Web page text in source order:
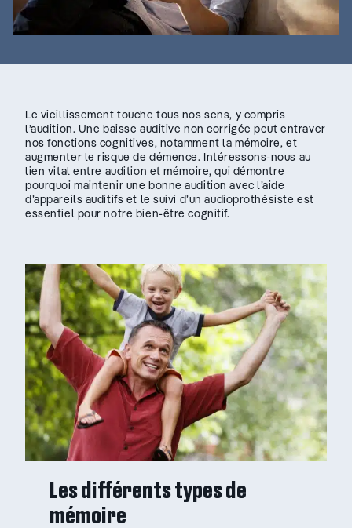
Le vieillissement touche tous nos sens, y compris
l’audition. Une baisse auditive non corrigée peut entraver
nos fonctions cognitives, notamment la mémoire, et
augmenter le risque de démence. Intéressons-nous au
lien vital entre audition et mémoire, qui démontre
pourquoi maintenir une bonne audition avec l’aide
d’appareils auditifs et le suivi d’un audioprothésiste est
essentiel pour notre bien-être cognitif.
Les différents types de
mémoire